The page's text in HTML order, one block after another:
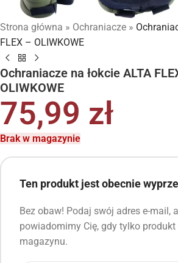
Strona główna » Ochraniacze »
FLEX – OLIWKOWE
Ochraniacze na łokcie ALTA
OLIWKOWE
75,99 zł
Brak w magazynie
Ten produkt jest obecnie
Bez obaw! Podaj swój adres e-mail,
powiadomimy Cię, gdy tylko
magazynu.